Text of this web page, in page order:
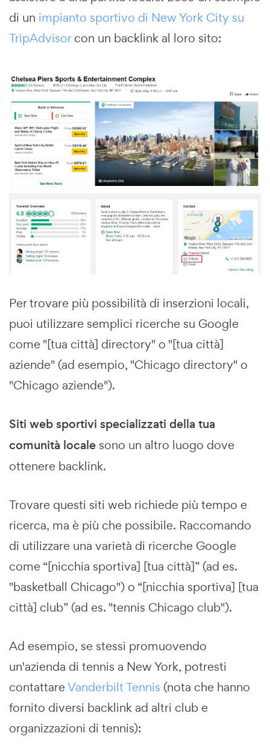
di un impianto sportivo di New York City su
TripAdvisorcon un backlink al loro sito:
Per trovare più possibilità di inserzioni locali,
puoi utilizzare semplici ricerche su Google
come "[tua città] directory" o "[tua città]
aziende" (ad esempio, "Chicago directory" o
"Chicago aziende").
Siti web sportivi specializzati della tua
comunità locale sono un altro luogo dove
ottenere backlink.
Trovare questi siti web richiede più tempo e
ricerca, ma è più che possibile. Raccomando
di utilizzare una varietà di ricerche Google
come “[nicchia sportiva] [tua città]” (ad es.
"basketball Chicago") o “[nicchia sportiva] [tua
città] club” (ad es. "tennis Chicago club").
Ad esempio, se stessi promuovendo
un'azienda di tennis a New York, potresti
contattareVanderbilt Tennis (nota che hanno
fornito diversi backlink ad altri club e
organizzazioni di tennis):